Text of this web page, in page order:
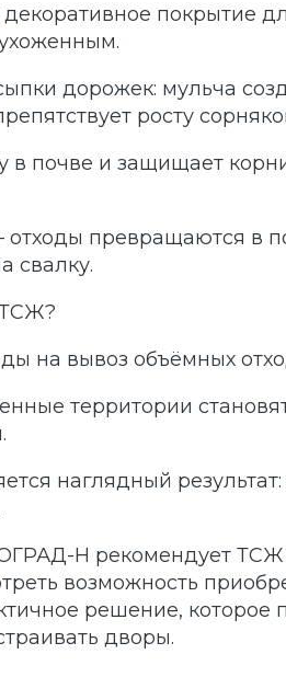
декоративное покрытие
дорожек: мульча
росту
в почве и защищает
отходы превращаются в
свалку.
на вывоз объёмных
территории
наглядный
Н рекомендует
возможность
решение, которое
дворы.